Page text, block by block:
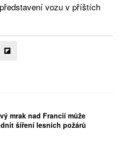
vozu v příštích
mrak nad Francií může
šíření lesních požárů